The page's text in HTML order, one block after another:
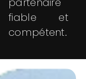
fiable et
compétent.